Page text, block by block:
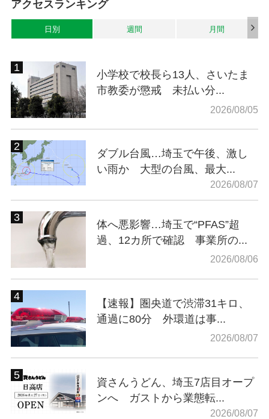
アクセスランキング
日別 週間 月間
小学校で校長ら13人、さいたま
市教委が懲戒 未払い分...
2026/08/05
ダブル台風…埼玉で午後、激し
い雨か 大型の台風、最大...
2026/08/07
体へ悪影響…埼玉で“PFAS”超
過、12カ所で確認 事業所の...
2026/08/06
【速報】圏央道で渋滞31キロ、
通過に80分 外環道は事...
2026/08/07
資さんうどん、埼玉7店目オープ
ンへ ガストから業態転...
2026/08/07